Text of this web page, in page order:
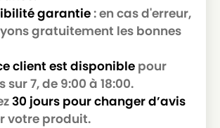
garantie: en cas d'erreur,
gratuitement les bonnes
client est disponible pour
sur 7, de 9:00 à 18:00.
30 jours pour changer d’avis
votre produit.